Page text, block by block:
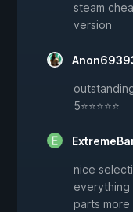
steam
version
5⭐⭐⭐⭐⭐
nice
everything
parts